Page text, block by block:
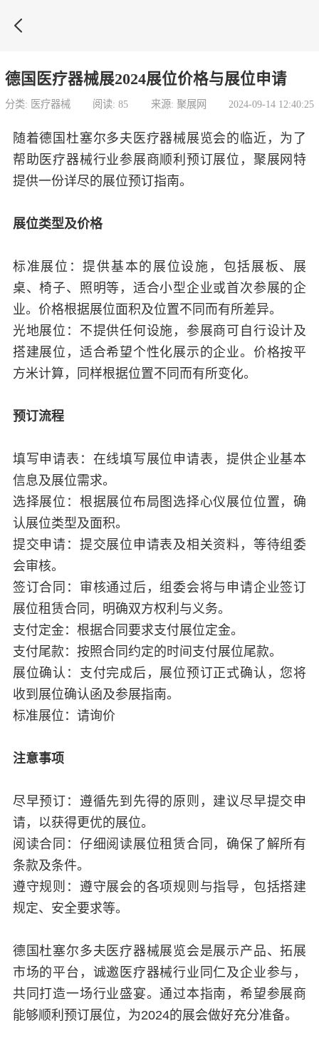

德国医疗器械展2024展位价格与展位申请
分类: 医疗器械 阅读: 85 来源: 聚展网 2024-09-14 12:40:25
随着德国杜塞尔多夫医疗器械展览会的临近，为了
帮助医疗器械行业参展商顺利预订展位，聚展网特
提供一份详尽的展位预订指南。
展位类型及价格
标准展位：提供基本的展位设施，包括展板、展
桌、椅子、照明等，适合小型企业或首次参展的企
业。价格根据展位面积及位置不同而有所差异。
光地展位：不提供任何设施，参展商可自行设计及
搭建展位，适合希望个性化展示的企业。价格按平
方米计算，同样根据位置不同而有所变化。
预订流程
填写申请表：在线填写展位申请表，提供企业基本
信息及展位需求。
选择展位：根据展位布局图选择心仪展位位置，确
认展位类型及面积。
提交申请：提交展位申请表及相关资料，等待组委
会审核。
签订合同：审核通过后，组委会将与申请企业签订
展位租赁合同，明确双方权利与义务。
支付定金：根据合同要求支付展位定金。
支付尾款：按照合同约定的时间支付展位尾款。
展位确认：支付完成后，展位预订正式确认，您将
收到展位确认函及参展指南。
标准展位：请询价
注意事项
尽早预订：遵循先到先得的原则，建议尽早提交申
请，以获得更优的展位。
阅读合同：仔细阅读展位租赁合同，确保了解所有
条款及条件。
遵守规则：遵守展会的各项规则与指导，包括搭建
规定、安全要求等。
德国杜塞尔多夫医疗器械展览会是展示产品、拓展
市场的平台，诚邀医疗器械行业同仁及企业参与，
共同打造一场行业盛宴。通过本指南，希望参展商
能够顺利预订展位，为2024的展会做好充分准备。